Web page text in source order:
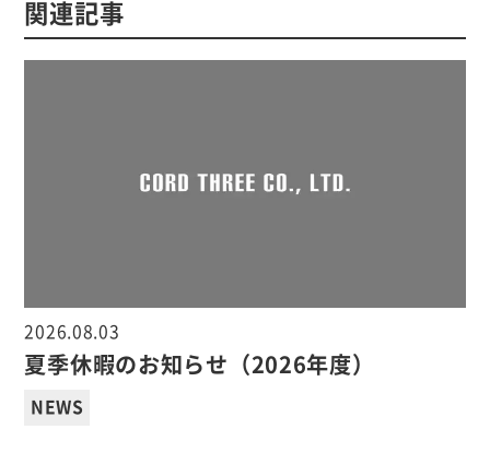
関連記事
2026.08.03
夏季休暇のお知らせ（2026年度）
NEWS